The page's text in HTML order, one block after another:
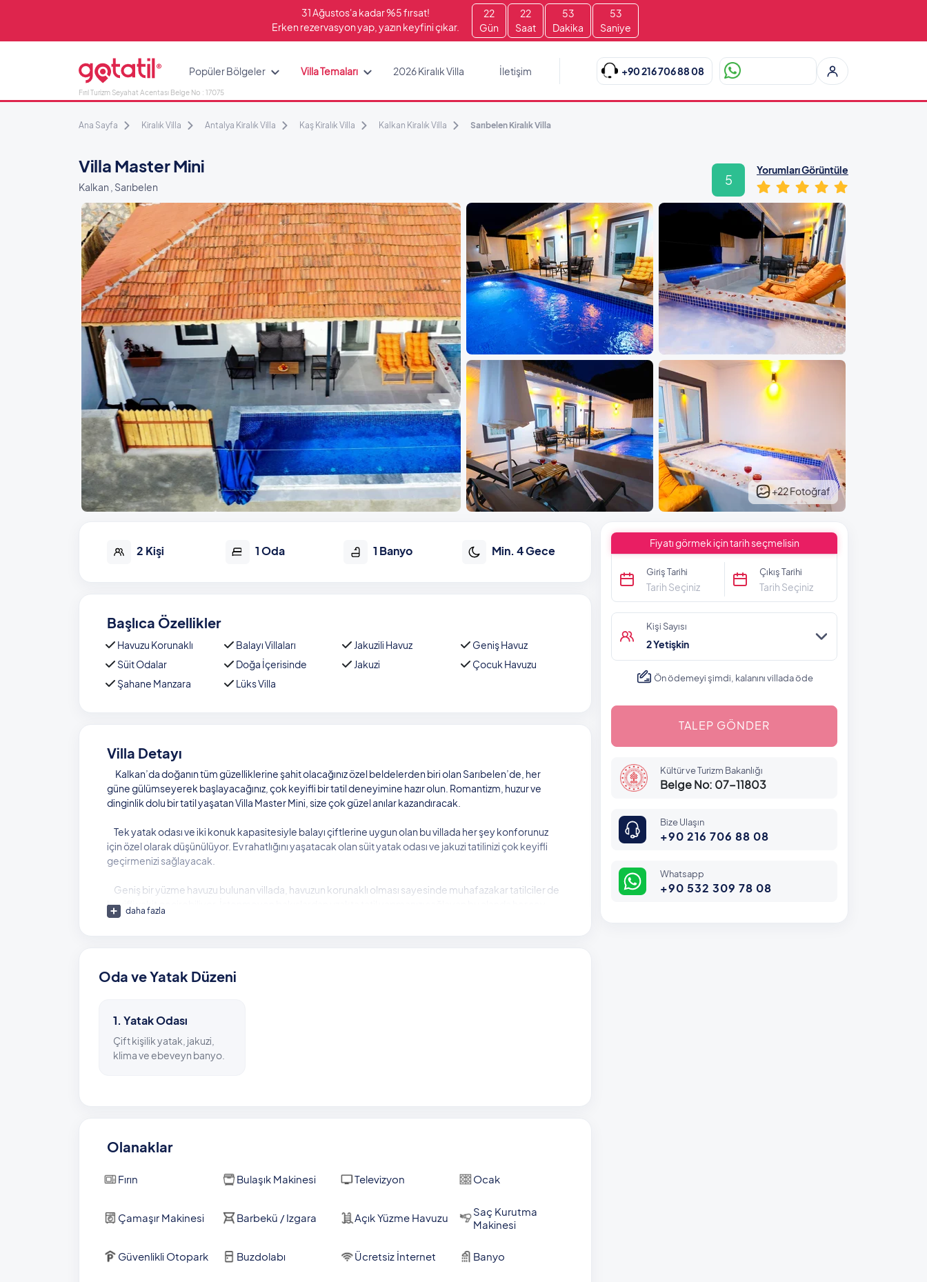
31 Ağustos'a kadar %5 fırsat!
Erken rezervasyon yap, yazın keyfini çıkar.
22
Gün
22
Saat
53
Dakika
52
Saniye
Fırıl Turizm Seyahat Acentası Belge No : 17075
Popüler Bölgeler Villa Temaları 2026 Kiralık Villa İletişim +90 216 706 88 08
Ana Sayfa Kiralık Villa Antalya Kiralık Villa Kaş Kiralık Villa Kalkan Kiralık Villa Sarıbelen Kiralık Villa
Villa Master Mini
Kalkan , Sarıbelen 5
Yorumları Görüntüle
+22 Fotoğraf
2 Kişi 1 Oda 1 Banyo Min. 4 Gece
Başlıca Özellikler
Havuzu Korunaklı Balayı Villaları Jakuzili Havuz
Geniş Havuz
Süit Odalar
Doğa İçerisinde Jakuzi
Çocuk Havuzu
Şahane Manzara
Lüks Villa
Villa Detayı
Kalkan’da doğanın tüm güzelliklerine şahit olacağınız özel beldelerden biri olan Sarıbelen’de, her
güne gülümseyerek başlayacağınız, çok keyifli bir tatil deneyimine hazır olun. Romantizm, huzur ve
dinginlik dolu bir tatil yaşatan Villa Master Mini, size çok güzel anılar kazandıracak.
Tek yatak odası ve iki konuk kapasitesiyle balayı çiftlerine uygun olan bu villada her şey konforunuz
için özel olarak düşünülüyor. Ev rahatlığını yaşatacak olan süit yatak odası ve jakuzi tatilinizi çok keyifli
geçirmenizi sağlayacak.
Geniş bir yüzme havuzu bulunan villada, havuzun korunaklı olması sayesinde muhafazakar tatilciler de
keyifli vakit geçirebiliyor. İstenmeyen bakışlardan uzakta tatil yapmanızı sağlayan bu alanda her şey
hayallerinizdeki gibi olacak.
daha fazla
Oda ve Yatak Düzeni
1. Yatak Odası
Çift kişilik yatak, jakuzi,
klima ve ebeveyn banyo.
Olanaklar
Fırın Bulaşık Makinesi Televizyon Ocak
Çamaşır Makinesi Barbekü / Izgara Açık Yüzme Havuzu
Saç Kurutma
Makinesi
Güvenlikli Otopark Buzdolabı Ücretsiz İnternet Banyo
Fiyatı görmek için tarih seçmelisin
Giriş Tarihi
Tarih Seçiniz
Çıkış Tarihi
Tarih Seçiniz
Kişi Sayısı
2 Yetişkin
Ön ödemeyi şimdi, kalanını villada öde
TALEP GÖNDER
Kültür ve Turizm Bakanlığı
Belge No: 07-11803
Bize Ulaşın
+90 216 706 88 08
Whatsapp
+90 532 309 78 08